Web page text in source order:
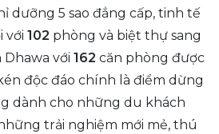
dưỡng 5 sao đẳng cấp, tinh tế
với 102 phòng và biệt thự sang
với 162 căn phòng được
độc đáo chính là điểm dừng
dành cho những du khách
trải nghiệm mới mẻ, thú